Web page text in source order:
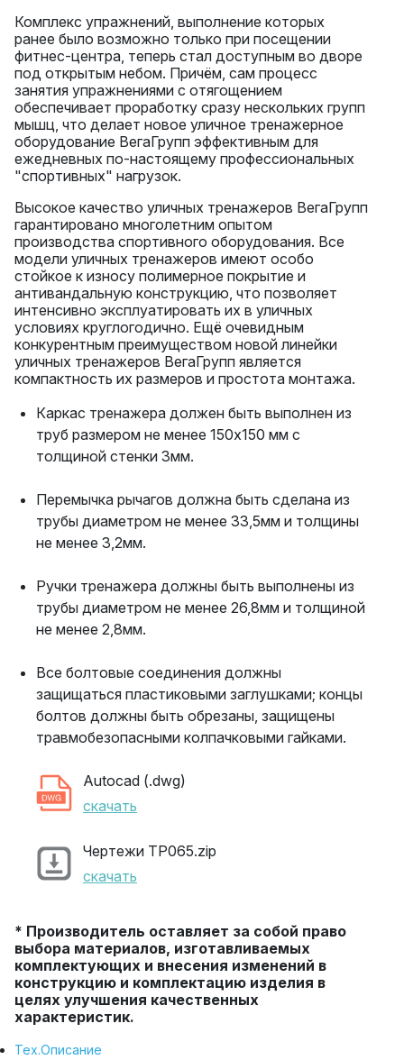
Комплекс упражнений, выполнение которых
ранее было возможно только при посещении
фитнес-центра, теперь стал доступным во дворе
под открытым небом. Причём, сам процесс
занятия упражнениями с отягощением
обеспечивает проработку сразу нескольких групп
мышц, что делает новое уличное тренажерное
оборудование ВегаГрупп эффективным для
ежедневных по-настоящему профессиональных
"спортивных" нагрузок.
Высокое качество уличных тренажеров ВегаГрупп
гарантировано многолетним опытом
производства спортивного оборудования. Все
модели уличных тренажеров имеют особо
стойкое к износу полимерное покрытие и
антивандальную конструкцию, что позволяет
интенсивно эксплуатировать их в уличных
условиях круглогодично. Ещё очевидным
конкурентным преимуществом новой линейки
уличных тренажеров ВегаГрупп является
компактность их размеров и простота монтажа.
Каркас тренажера должен быть выполнен из
труб размером не менее 150х150 мм с
толщиной стенки 3мм.
Перемычка рычагов должна быть сделана из
трубы диаметром не менее 33,5мм и толщины
не менее 3,2мм.
Ручки тренажера должны быть выполнены из
трубы диаметром не менее 26,8мм и толщиной
не менее 2,8мм.
Все болтовые соединения должны
защищаться пластиковыми заглушками; концы
болтов должны быть обрезаны, защищены
травмобезопасными колпачковыми гайками.
Autocad (.dwg)
скачать
Чертежи ТР065.zip
скачать
* Производитель оставляет за собой право
выбора материалов, изготавливаемых
комплектующих и внесения изменений в
конструкцию и комплектацию изделия в
целях улучшения качественных
характеристик.
Тех.Описание